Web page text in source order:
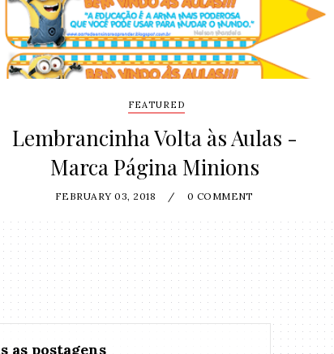
FEATURED
Lembrancinha Volta às Aulas -
Marca Página Minions
FEBRUARY 03, 2018 / 0 COMMENT
as postagens